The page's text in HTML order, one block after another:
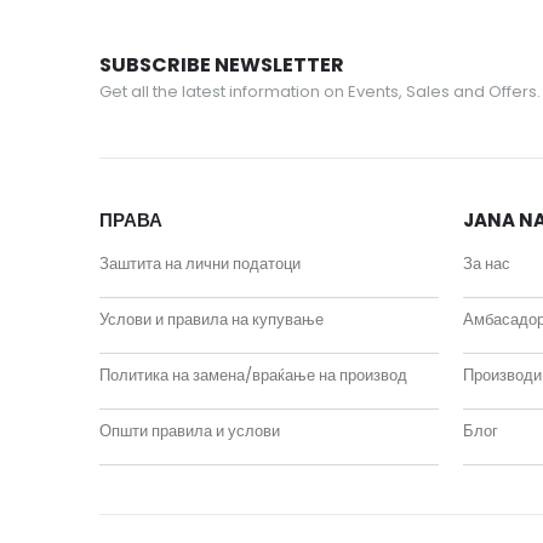
SUBSCRIBE NEWSLETTER
Get all the latest information on Events, Sales and Offers.
ПРАВА
Заштита на лични податоци
Услови и правила на купување
Политика на замена/враќање на производ
Општи правила и услови
JANA
За нас
Производи
Блог